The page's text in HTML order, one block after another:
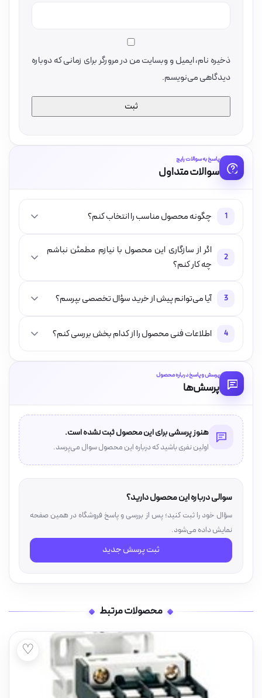
ذخیره نام، ایمیل و وبسایت من در مرورگر برای زمانی که دوباره
دیدگاهی می‌نویسم.
پاسخ به سوالات رایج
سوالات متداول
1 چگونه محصول مناسب را انتخاب کنم؟
2
اگر از سازگاری این محصول با نیازم مطمئن نباشم
چه کار کنم؟
3 آیا می‌توانم پیش از خرید سؤال تخصصی بپرسم؟
4 اطلاعات فنی محصول را از کدام بخش بررسی کنم؟
پرسش و پاسخ درباره محصول
پرسش‌ها
هنوز پرسشی برای این محصول ثبت نشده است.
اولین نفری باشید که درباره این محصول سوال می‌پرسد.
سوالی درباره این محصول دارید؟
سؤال خود را ثبت کنید؛ پس از بررسی و پاسخ فروشگاه در همین صفحه
نمایش داده می‌شود.
ثبت پرسش جدید
محصولات مرتبط
♡